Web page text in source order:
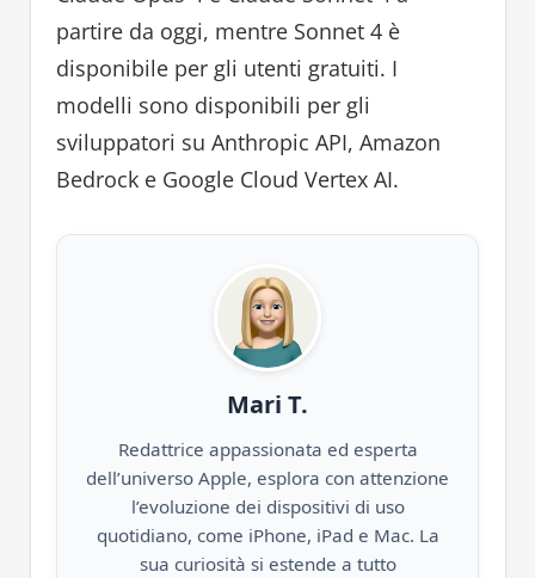
partire da oggi, mentre Sonnet 4 è
disponibile per gli utenti gratuiti. I
modelli sono disponibili per gli
sviluppatori su Anthropic API, Amazon
Bedrock e Google Cloud Vertex AI.
Mari T.
Redattrice appassionata ed esperta
dell’universo Apple, esplora con attenzione
l’evoluzione dei dispositivi di uso
quotidiano, come iPhone, iPad e Mac. La
sua curiosità si estende a tutto